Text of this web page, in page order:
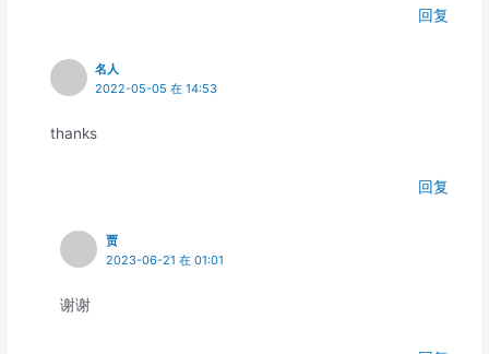
回复
名人
2022-05-05 在 14:53
thanks
回复
贾
2023-06-21 在 01:01
谢谢